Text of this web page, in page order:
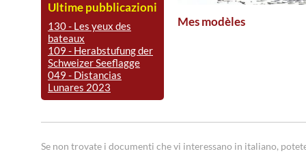
Ultime pubblicazioni
130 - Les yeux des
bateaux
109 - Herabstufung der
Schweizer Seeflagge
049 - Distancias
Lunares 2023
Mes modèles
Se non trovate i documenti che vi interessano in italiano,